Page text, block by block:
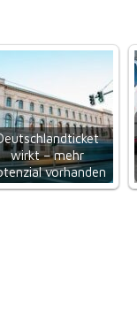
wirkt – mehr
vorhanden